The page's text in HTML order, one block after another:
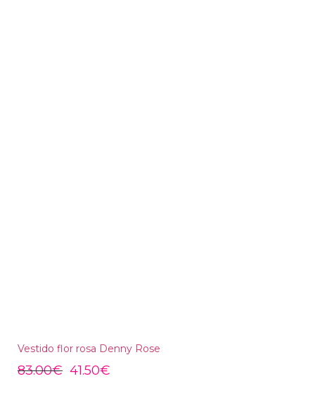
Vestido flor rosa Denny Rose
83.00€ 41.50€